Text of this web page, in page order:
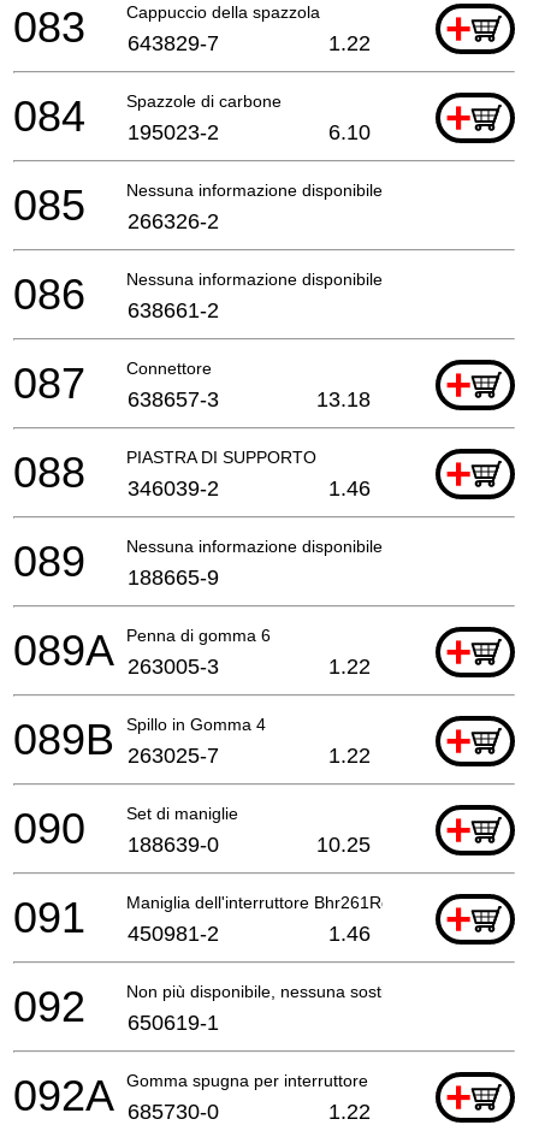
Cappuccio della spazzola +
083 643829-7 1.22
Spazzole di carbone +
084 195023-2 6.10
Nessuna informazione disponibile, non ordinabile
085 266326-2
Nessuna informazione disponibile, non ordinabile
086 638661-2
Connettore +
087 638657-3 13.18
PIASTRA DI SUPPORTO +
088 346039-2 1.46
Nessuna informazione disponibile, non ordinabile
089 188665-9
Penna di gomma 6 +
089A 263005-3 1.22
Spillo in Gomma 4 +
089B 263025-7 1.22
Set di maniglie +
090 188639-0 10.25
Maniglia dell'interruttore Bhr261Rde +
091 450981-2 1.46
Non più disponibile, nessuna sostituzione
092 650619-1
Gomma spugna per interruttore +
092A 685730-0 1.22